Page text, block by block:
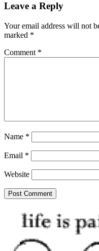
Leave a Reply
Your email address will not
marked *
Comment *
Name *
Email *
Website